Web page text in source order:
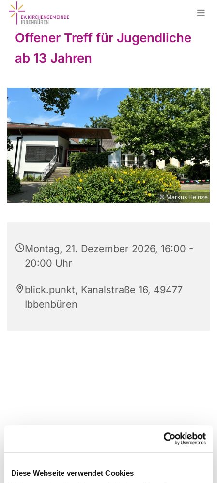
Diese Webseite verwendet Cookies
Offener Treff für Jugendliche
ab 13 Jahren
© Markus Heinze
Montag, 21. Dezember 2026, 16:00 -
20:00 Uhr
blick.punkt, Kanalstraße 16, 49477
Ibbenbüren